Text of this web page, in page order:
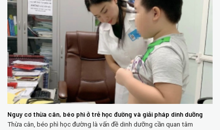
Nguy cơ thừa cân, béo phì ở trẻ học đường và giải pháp dinh dưỡng
Thừa cân, béo phì học đường là vấn đề dinh dưỡng cần quan tâm